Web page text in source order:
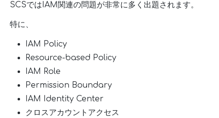
SCSではIAM関連の問題が非常に多く出題されます。
特に、
IAM Policy
Resource-based Policy
IAM Role
Permission Boundary
IAM Identity Center
クロスアカウントアクセス